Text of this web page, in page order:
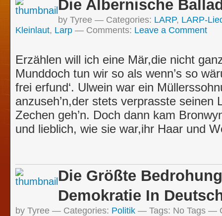
Die Albernische
by Tyree Categories: LARP, LARP-
Kleinlaut, Larp Comments: Leave a Comment
Erzählen will ich eine Mär,die nicht
Munddoch tun wir so als wenn’s so
frei erfund‘. Ulwein war ein
anzuseh’n,der stets verprasste seinen
Zechen geh’n. Doch dann kam
und lieblich, wie sie war,ihr Haar und
Die Größte
Demokratie In
by Tyree Categories: Politik Tags: No Tags